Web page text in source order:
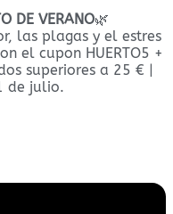
DE VERANO🌿
las plagas y el estres
el cupon HUERTO5 +
superiores a 25 € |
de julio.